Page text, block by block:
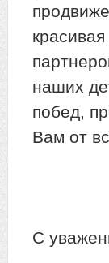
наших
побед,
Вам от
С